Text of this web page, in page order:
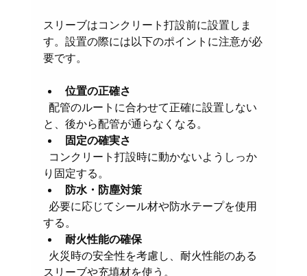
スリーブはコンクリート打設前に設置しま
す。設置の際には以下のポイントに注意が必
要です。
位置の正確さ
と、後から配管が通らなくなる。
固定の確実さ
り固定する。
防水・防塵対策
する。
耐火性能の確保
スリーブや充填材を使う。